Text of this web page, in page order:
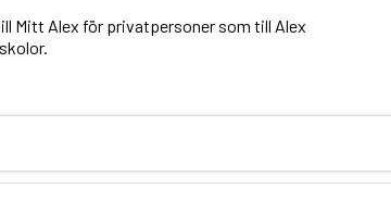
Mitt Alex för privatpersoner som till Alex